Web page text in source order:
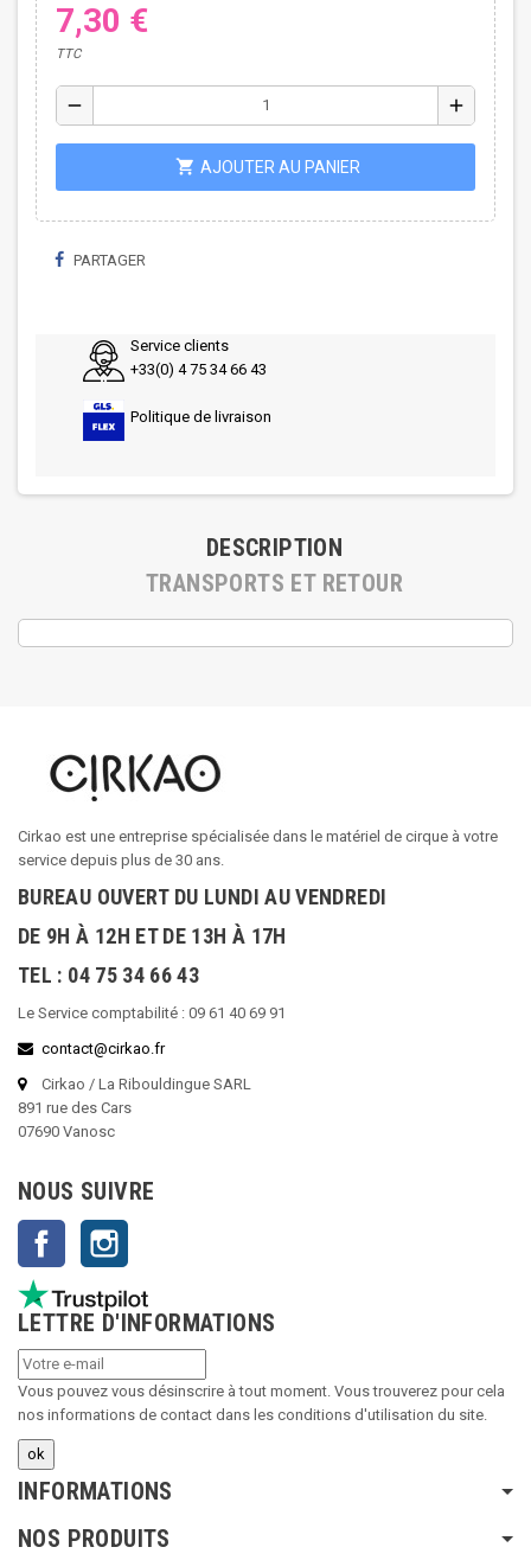
7,30 €
TTC
remove add
shopping_cart AJOUTER AU PANIER
PARTAGER
Service clients
+33(0) 4 75 34 66 43
Politique de livraison
DESCRIPTION
TRANSPORTS ET RETOUR
Cirkao est une entreprise spécialisée dans le matériel de cirque à votre
service depuis plus de 30 ans.
BUREAU OUVERT DU LUNDI AU VENDREDI
DE 9H À 12H ET DE 13H À 17H
TEL : 04 75 34 66 43
Le Service comptabilité : 09 61 40 69 91
contact@cirkao.fr
Cirkao / La Ribouldingue SARL
891 rue des Cars
07690 Vanosc
NOUS SUIVRE
Facebook
LETTRE D'INFORMATIONS
Vous pouvez vous désinscrire à tout moment. Vous trouverez pour cela
nos informations de contact dans les conditions d'utilisation du site.
INFORMATIONS
NOS PRODUITS